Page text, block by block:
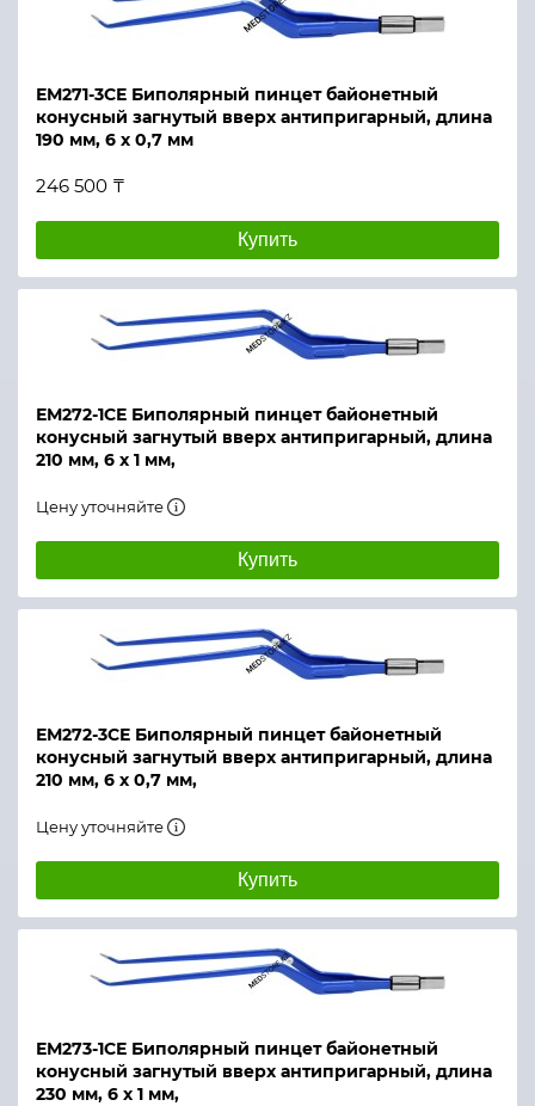
ЕМ271-3СЕ Биполярный пинцет байонетный
конусный загнутый вверх антипригарный, длина
190 мм, 6 х 0,7 мм
246 500 ₸
Купить
ЕМ272-1СЕ Биполярный пинцет байонетный
конусный загнутый вверх антипригарный, длина
210 мм, 6 х 1 мм,
Цену уточняйте
Купить
ЕМ272-3СЕ Биполярный пинцет байонетный
конусный загнутый вверх антипригарный, длина
210 мм, 6 х 0,7 мм,
Цену уточняйте
Купить
ЕМ273-1СЕ Биполярный пинцет байонетный
конусный загнутый вверх антипригарный, длина
230 мм, 6 х 1 мм,